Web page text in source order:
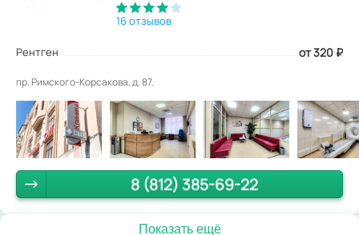
16 отзывов
Рентген от 320 ₽
пр. Римского-Корсакова, д. 87.
8 (812) 385-69-22
Показать ещё